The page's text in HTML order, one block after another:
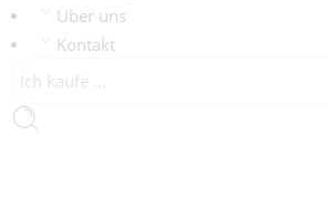
Über uns
Kontakt